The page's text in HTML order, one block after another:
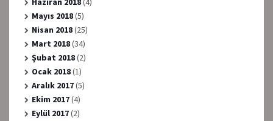
Mayıs 2018(5)
Nisan 2018(25)
Mart 2018(34)
Şubat 2018(2)
Ocak 2018(1)
Aralık 2017(5)
Ekim 2017(4)
Eylül 2017(2)